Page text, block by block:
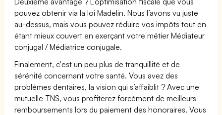
pouvez obtenir via la loi Madelin. Nous l’avons vu juste
au-dessus, mais vous pouvez réduire vos impôts tout en
étant mieux couvert en exerçant votre métier Médiateur
conjugal / Médiatrice conjugale.
Finalement, c'est un peu plus de tranquillité et de
sérénité concernant votre santé. Vous avez des
problèmes dentaires, la vision qui s’affaiblit ? Avec une
mutuelle TNS, vous profiterez forcément de meilleurs
remboursements lors du paiement des honoraires. Vous